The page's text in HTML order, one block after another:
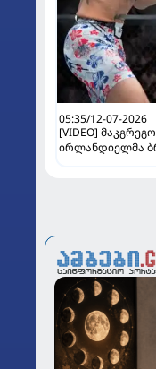
05:35/12-07-2026
[VIDEO]
ირლანდიელმა